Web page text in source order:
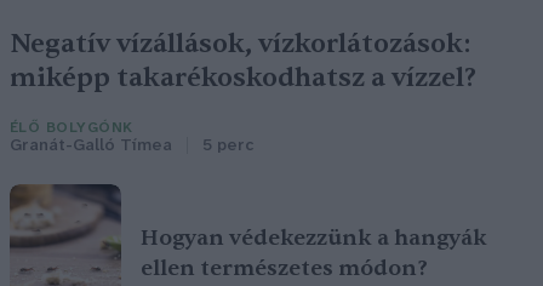
Negatív vízállások, vízkorlátozások:
miképp takarékoskodhatsz a vízzel?
ÉLŐ BOLYGÓNK
Granát-Galló Tímea 5 perc
Hogyan védekezzünk a hangyák
ellen természetes módon?